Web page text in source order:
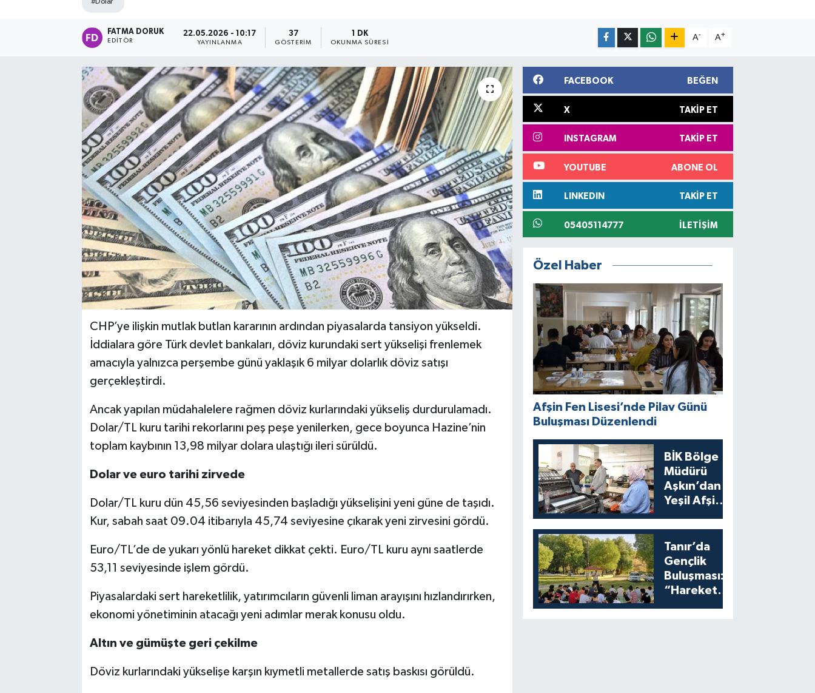
FATMA DORUK
EDITÖR
22.05.2026 - 10:17
YAYINLANMA
37
GÖSTERIM
1 DK
OKUNMA SÜRESI
A- A+
CHP’ye ilişkin mutlak butlan kararının ardından piyasalarda tansiyon yükseldi.
İddialara göre Türk devlet bankaları, döviz kurundaki sert yükselişi frenlemek
amacıyla yalnızca perşembe günü yaklaşık 6 milyar dolarlık döviz satışı
gerçekleştirdi.
Ancak yapılan müdahalelere rağmen döviz kurlarındaki yükseliş durdurulamadı.
Dolar/TL kuru tarihi rekorlarını peş peşe yenilerken, gece boyunca Hazine’nin
toplam kaybının 13,98 milyar dolara ulaştığı ileri sürüldü.
Dolar ve euro tarihi zirvede
Dolar/TL kuru dün 45,56 seviyesinden başladığı yükselişini yeni güne de taşıdı.
Kur, sabah saat 09.04 itibarıyla 45,74 seviyesine çıkarak yeni zirvesini gördü.
Euro/TL’de de yukarı yönlü hareket dikkat çekti. Euro/TL kuru aynı saatlerde
53,11 seviyesinde işlem gördü.
Piyasalardaki sert hareketlilik, yatırımcıların güvenli liman arayışını hızlandırırken,
ekonomi yönetiminin atacağı yeni adımlar merak konusu oldu.
Altın ve gümüşte geri çekilme
Döviz kurlarındaki yükselişe karşın kıymetli metallerde satış baskısı görüldü.
FACEBOOK BEĞEN
X TAKIP ET
INSTAGRAM TAKIP ET
YOUTUBE ABONE OL
LINKEDIN TAKIP ET
05405114777 İLETIŞIM
Özel Haber
Afşin Fen Lisesi’nde Pilav Günü
Buluşması Düzenlendi
BİK Bölge
Müdürü
Aşkın’dan
Yeşil Afşin
Ziyaret
Tanır’da
Gençlik
Buluşması:
“Harekete